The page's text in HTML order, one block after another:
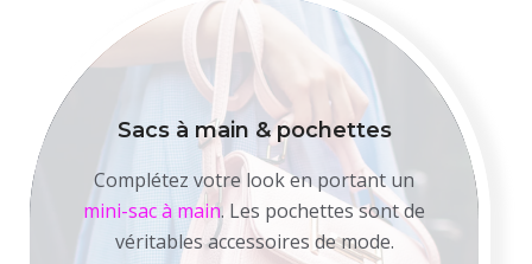
Sacs à main & pochettes
Complétez votre look en portant un
mini-sac à main. Les pochettes sont de
véritables accessoires de mode.